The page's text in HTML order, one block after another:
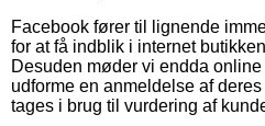
Facebook fører til lignende
for at få indblik i internet
Desuden møder vi endda
udforme en anmeldelse af
tages i brug til vurdering af